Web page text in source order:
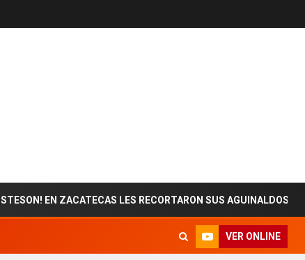
ZACATECAS LES RECORTARON SUS AGUINALDOS
VER ONLINE